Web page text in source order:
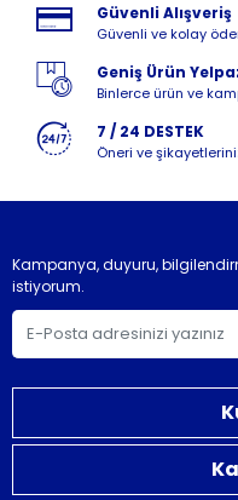
Güvenli Alışveriş
Güvenli ve kolay
Geniş Ürün
Binlerce ürün ve
7 / 24 DESTEK
Öneri ve
Kampanya, duyuru,
istiyorum.